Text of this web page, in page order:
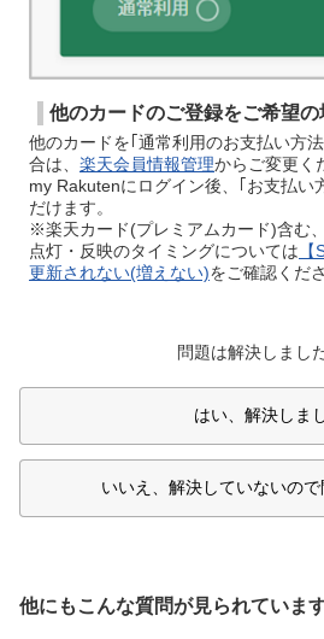
他のカードのご登録をご希望の
他のカードを｢通常利用のお支払い方
合は、 楽天会員情報管理からご変更く
my Rakutenにログイン後、｢お支払い
だけます。
※楽天カード(プレミアムカード)含む
点灯・反映のタイミングについては
更新されない(増えない)をご確認くださ
問題は解決しまし
はい、解決しま
いいえ、解決していないの
他にもこんな質問が見られていま